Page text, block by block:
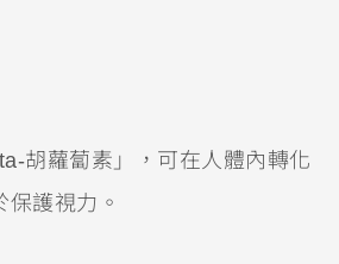
胡蘿蔔素」，可在人體內轉化
護視力。